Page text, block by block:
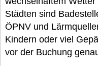
Städten sind
ÖPNV und
Kindern oder viel
vor der Buchung